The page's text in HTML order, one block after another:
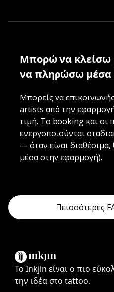
Μπορώ να κλείσω
να πληρώσω μέσα
Μπορείς να
artists από την εφαρμογή
τιμή. Το booking και οι
ενεργοποιούνται
— όταν είναι διαθέσιμα,
μέσα στην εφαρμογή).
Πεισσότερες
Το Inkjin είναι ο πιο
την ιδέα στο tattoo.